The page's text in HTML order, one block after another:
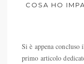
COSA HO
Si è appena
primo articolo